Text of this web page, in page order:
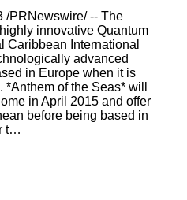
/PRNewswire/ -- The
innovative Quantum
Caribbean International
advanced
in Europe when it is
of the Seas* will
in April 2015 and offer
before being based in
t…